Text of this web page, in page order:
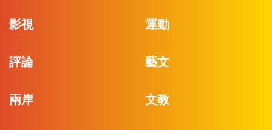
影視 運動
評論 藝文
兩岸 文教